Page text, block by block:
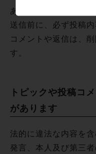
あなたの書き込みは
送信前に、必ず投稿
コメントや返信は、
す。
トピックや投稿コ
があります
法的に違法な内容を
発言、本人及び第三